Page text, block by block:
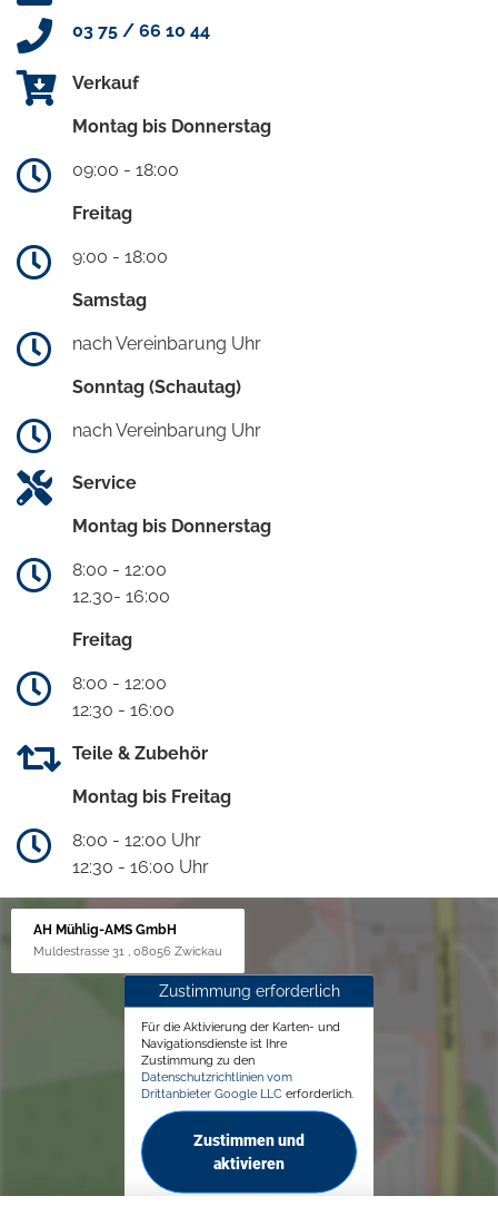
03 75 / 66 10 44
Verkauf
Montag bis Donnerstag
09:00 - 18:00
Freitag
9:00 - 18:00
Samstag
nach Vereinbarung Uhr
Sonntag (Schautag)
nach Vereinbarung Uhr
Service
Montag bis Donnerstag
8:00 - 12:00
12.30- 16:00
Freitag
8:00 - 12:00
12:30 - 16:00
Teile & Zubehör
Montag bis Freitag
8:00 - 12:00 Uhr
12:30 - 16:00 Uhr
AH Mühlig-AMS GmbH
Muldestrasse 31 , 08056 Zwickau
Zustimmung erforderlich
Für die Aktivierung der Karten- und
Navigationsdienste ist Ihre
Zustimmung zu den
Datenschutzrichtlinien vom
Drittanbieter Google LLC erforderlich.
Zustimmen und
aktivieren